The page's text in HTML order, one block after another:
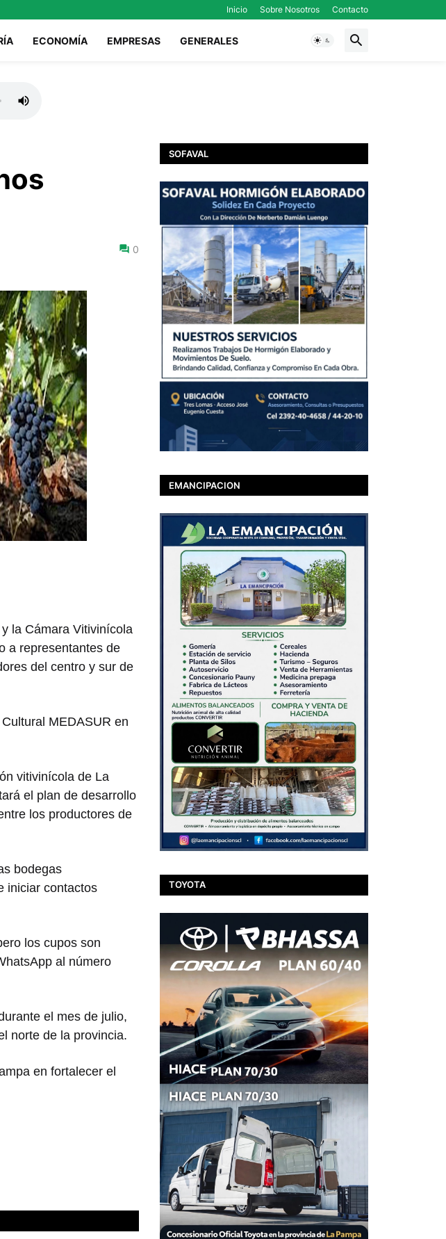
Inicio Sobre Nosotros Contacto
ECONOMÍA EMPRESAS GENERALES
0
la Cámara Vitivinícola
a representantes de
del centro y sur de
MEDASUR en
vitivinícola de La
el plan de desarrollo
los productores de
bodegas
iniciar contactos
los cupos son
al número
el mes de julio,
norte de la provincia.
en fortalecer el
SOFAVAL
EMANCIPACION
TOYOTA